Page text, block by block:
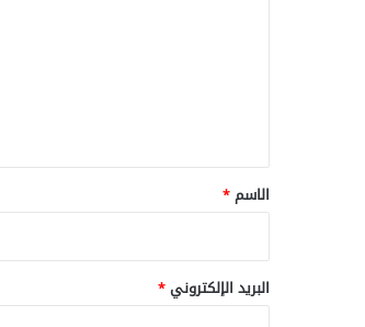
*
الاسم*
البريد الإلكتروني*